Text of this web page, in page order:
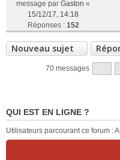
message par Gaston «
15/12/17, 14:18
Réponses : 152
Nouveau sujet
70 messages
QUI EST EN LIGNE ?
Utilisateurs parcourant ce forum :